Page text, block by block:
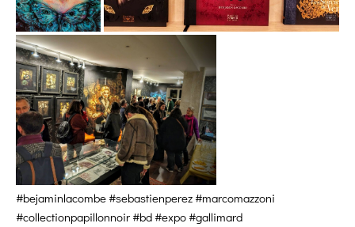
#bejaminlacombe #sebastienperez #marcomazzoni
#collectionpapillonnoir #bd #expo #gallimard